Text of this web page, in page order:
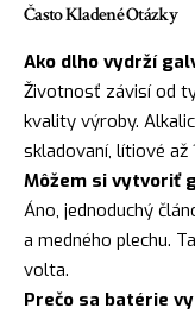
Často Kladené Otázky
Ako dlho vydrží
Životnosť závisí od
kvality výroby.
skladovaní, lítiové až
Môžem si vytvoriť
Áno, jednoduchý
a medného plechu.
volta.
Prečo sa batérie